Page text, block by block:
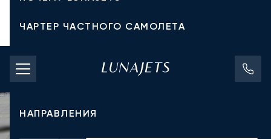
ЧАРТЕР ЧАСТНОГО САМОЛЕТА
СТОИМОСТЬ ЧАРТЕРА
ЧАСТНЫЕ САМОЛЕТЫ
НАПРАВЛЕНИЯ